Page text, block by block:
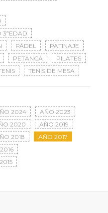
3ªEDAD
PÁDEL
PATINAJE
PETANCA
PILATES
TENIS DE MESA
2024
AÑO 2023
2020
AÑO 2019
2018
AÑO 2017